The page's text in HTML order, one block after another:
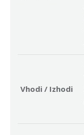
Vhodi / Izhodi